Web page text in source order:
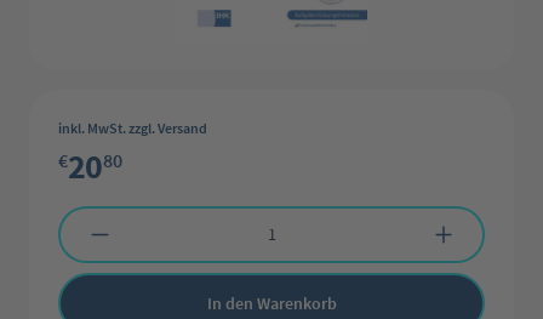
inkl. MwSt. zzgl. Versand
€2080
Produkt Anzahl: Gib den gewünschten Wert ein oder benutze die
In den Warenkorb